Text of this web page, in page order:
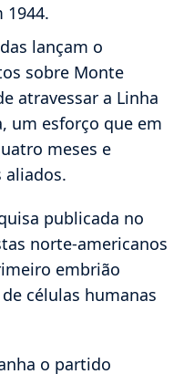
1944.
lançam o
sobre Monte
atravessar a Linha
um esforço que em
meses e
aliados.
publicada no
norte-americanos
embrião
células humanas
o partido